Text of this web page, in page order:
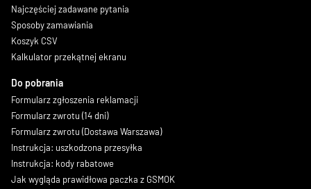
Najczęściej zadawane pytania
Sposoby zamawiania
Koszyk CSV
Kalkulator przekątnej ekranu
Do pobrania
Formularz zgłoszenia reklamacji
Formularz zwrotu (14 dni)
Formularz zwrotu (Dostawa Warszawa)
Instrukcja: uszkodzona przesyłka
Instrukcja: kody rabatowe
Jak wygląda prawidłowa paczka z GSMOK